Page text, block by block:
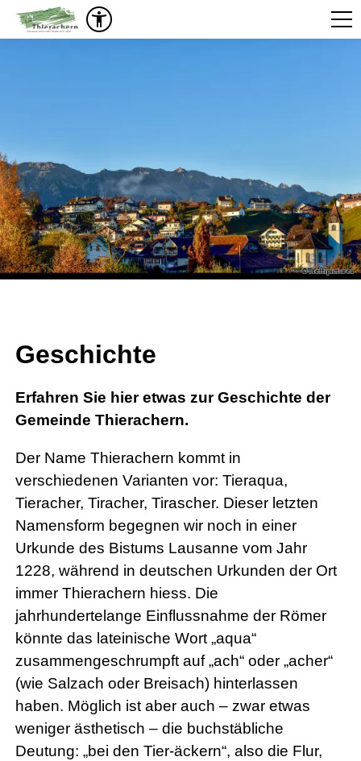
Geschichte
Erfahren Sie hier etwas zur Geschichte der
Gemeinde Thierachern.
Der Name Thierachern kommt in
verschiedenen Varianten vor: Tieraqua,
Tieracher, Tiracher, Tirascher. Dieser letzten
Namensform begegnen wir noch in einer
Urkunde des Bistums Lausanne vom Jahr
1228, während in deutschen Urkunden der Ort
immer Thierachern hiess. Die
jahrhundertelange Einflussnahme der Römer
könnte das lateinische Wort „aqua“
zusammengeschrumpft auf „ach“ oder „acher“
(wie Salzach oder Breisach) hinterlassen
haben. Möglich ist aber auch – zwar etwas
weniger ästhetisch – die buchstäbliche
Deutung: „bei den Tier-äckern“, also die Flur,